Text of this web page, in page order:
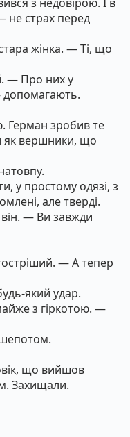
не страх перед
жінка. — Ті, що
— Про них у
допомагають.
Герман зробив те
як вершники, що
у простому одязі, з
але тверді.
— Ви завжди
— А тепер
який удар.
з гіркотою. —
що вийшов
Захищали.